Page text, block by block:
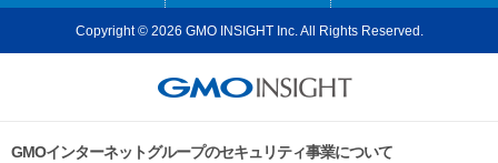
Copyright © 2026 GMO INSIGHT Inc. All Rights Reserved.
GMOインターネットグループのセキュリティ事業について